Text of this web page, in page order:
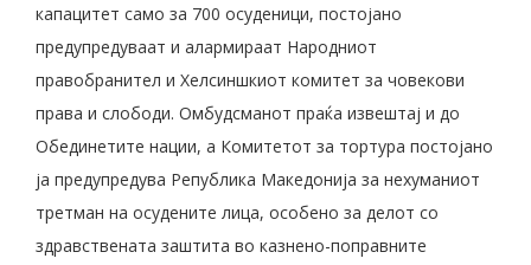
капацитет само за 700 осуденици, постојано
предупредуваат и алармираат Народниот
правобранител и Хелсиншкиот комитет за човекови
права и слободи. Омбудсманот праќа извештај и до
Обединетите нации, а Комитетот за тортура постојано
ја предупредува Република Македонија за нехуманиот
третман на осудените лица, особено за делот со
здравствената заштита во казнено-поправните